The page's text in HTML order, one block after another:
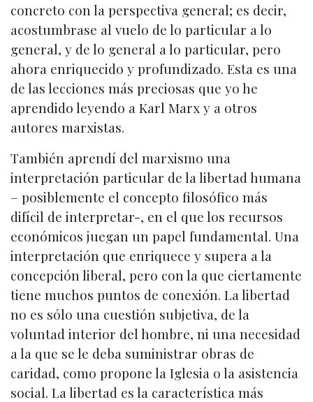
concreto con la perspectiva general; es decir,
acostumbrase al vuelo de lo particular a lo
general, y de lo general a lo particular, pero
ahora enriquecido y profundizado. Esta es una
de las lecciones más preciosas que yo he
aprendido leyendo a Karl Marx y a otros
autores marxistas.
También aprendí del marxismo una
interpretación particular de la libertad humana
– posiblemente el concepto filosófico más
difícil de interpretar-, en el que los recursos
económicos juegan un papel fundamental. Una
interpretación que enriquece y supera a la
concepción liberal, pero con la que ciertamente
tiene muchos puntos de conexión. La libertad
no es sólo una cuestión subjetiva, de la
voluntad interior del hombre, ni una necesidad
a la que se le deba suministrar obras de
caridad, como propone la Iglesia o la asistencia
social. La libertad es la característica más